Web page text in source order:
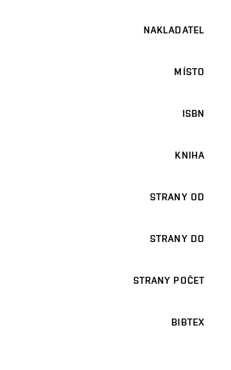
NAKLADATEL
MÍSTO
ISBN
KNIHA
STRANY OD
STRANY DO
STRANY POČET
BIBTEX